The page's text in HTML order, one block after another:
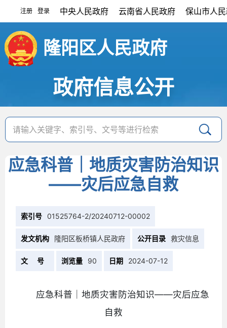
注册 登录 中央人民政府 云南省人民政府 保山市人
隆阳区人民政府
政府信息公开
​应急科普｜地质灾害防治知识
——灾后应急自救
索引号 01525764-2/20240712-00002
发文机构 隆阳区板桥镇人民政府 公开目录 救灾信息
文 号 浏览量 90 日期 2024-07-12
应急科普｜地质灾害防治知识——灾后应急
自救